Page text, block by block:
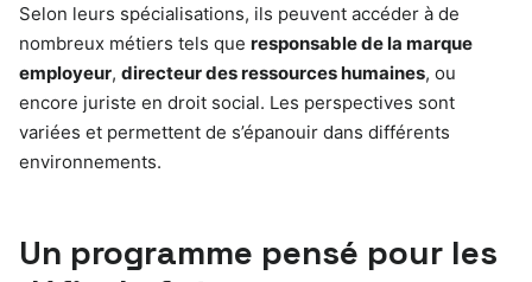
Selon leurs spécialisations, ils peuvent accéder à de
nombreux métiers tels que responsable de la marque
employeur, directeur des ressources humaines, ou
encore juriste en droit social. Les perspectives sont
variées et permettent de s’épanouir dans différents
environnements.
Un programme pensé pour les